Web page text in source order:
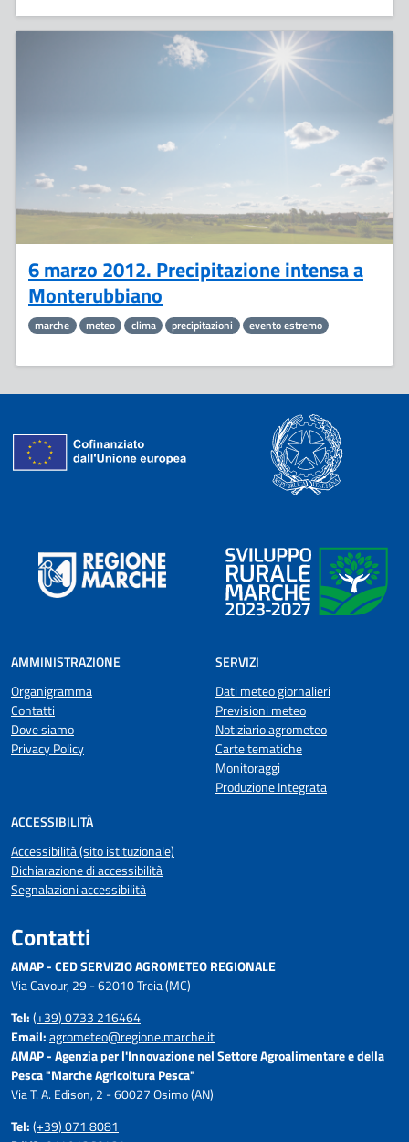
6 marzo 2012. Precipitazione intensa a
Monterubbiano
marche meteo clima precipitazioni evento estremo
AMMINISTRAZIONE
Organigramma
Contatti
Dove siamo
Privacy Policy
SERVIZI
Dati meteo giornalieri
Previsioni meteo
Notiziario agrometeo
Carte tematiche
Monitoraggi
Produzione Integrata
ACCESSIBILITÀ
Accessibilità (sito istituzionale)
Dichiarazione di accessibilità
Segnalazioni accessibilità
Contatti
AMAP - CED SERVIZIO AGROMETEO REGIONALE
Via Cavour, 29 - 62010 Treia (MC)
Tel:(+39) 0733 216464
Email:agrometeo@regione.marche.it
AMAP - Agenzia per l'Innovazione nel Settore Agroalimentare e della
Pesca "Marche Agricoltura Pesca"
Via T. A. Edison, 2 - 60027 Osimo (AN)
Tel:(+39) 071 8081